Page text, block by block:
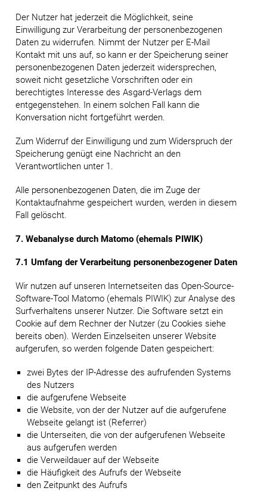
Der Nutzer hat jederzeit die Möglichkeit, seine
Einwilligung zur Verarbeitung der personenbezogenen
Daten zu widerrufen. Nimmt der Nutzer per E-Mail
Kontakt mit uns auf, so kann er der Speicherung seiner
personenbezogenen Daten jederzeit widersprechen,
soweit nicht gesetzliche Vorschriften oder ein
berechtigtes Interesse des Asgard-Verlags dem
entgegenstehen. In einem solchen Fall kann die
Konversation nicht fortgeführt werden.
Zum Widerruf der Einwilligung und zum Widerspruch der
Speicherung genügt eine Nachricht an den
Verantwortlichen unter 1.
Alle personenbezogenen Daten, die im Zuge der
Kontaktaufnahme gespeichert wurden, werden in diesem
Fall gelöscht.
7. Webanalyse durch Matomo (ehemals PIWIK)
7.1 Umfang der Verarbeitung personenbezogener Daten
Wir nutzen auf unseren Internetseiten das Open-Source-
Software-Tool Matomo (ehemals PIWIK) zur Analyse des
Surfverhaltens unserer Nutzer. Die Software setzt ein
Cookie auf dem Rechner der Nutzer (zu Cookies siehe
bereits oben). Werden Einzelseiten unserer Website
aufgerufen, so werden folgende Daten gespeichert:
zwei Bytes der IP-Adresse des aufrufenden Systems
des Nutzers
die aufgerufene Webseite
die Website, von der der Nutzer auf die aufgerufene
Webseite gelangt ist (Referrer)
die Unterseiten, die von der aufgerufenen Webseite
aus aufgerufen werden
die Verweildauer auf der Webseite
die Häufigkeit des Aufrufs der Webseite
den Zeitpunkt des Aufrufs